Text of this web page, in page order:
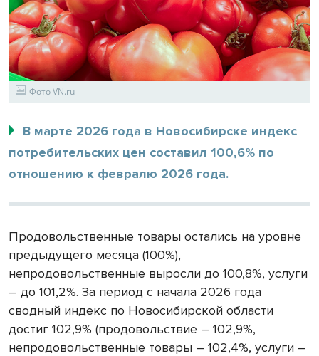
Фото VN.ru
В марте 2026 года в Новосибирске индекс
потребительских цен составил 100,6% по
отношению к февралю 2026 года.
Продовольственные товары остались на уровне
предыдущего месяца (100%),
непродовольственные выросли до 100,8%, услуги
– до 101,2%. За период с начала 2026 года
сводный индекс по Новосибирской области
достиг 102,9% (продовольствие – 102,9%,
непродовольственные товары – 102,4%, услуги –